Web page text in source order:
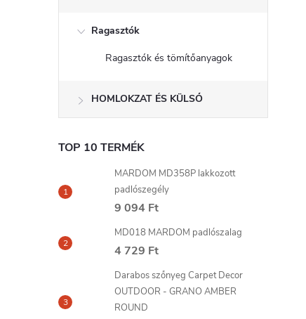
Ragasztók
Ragasztók és tömítőanyagok
HOMLOKZAT ÉS KÜLSŐ
TOP 10 TERMÉK
MARDOM MD358P lakkozott
padlószegély
9 094 Ft
MD018 MARDOM padlószalag
4 729 Ft
Darabos szőnyeg Carpet Decor
OUTDOOR - GRANO AMBER
ROUND